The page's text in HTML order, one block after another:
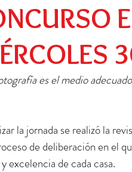
es el medio
la jornada se realizó la
de deliberación en el
excelencia de cada casa.